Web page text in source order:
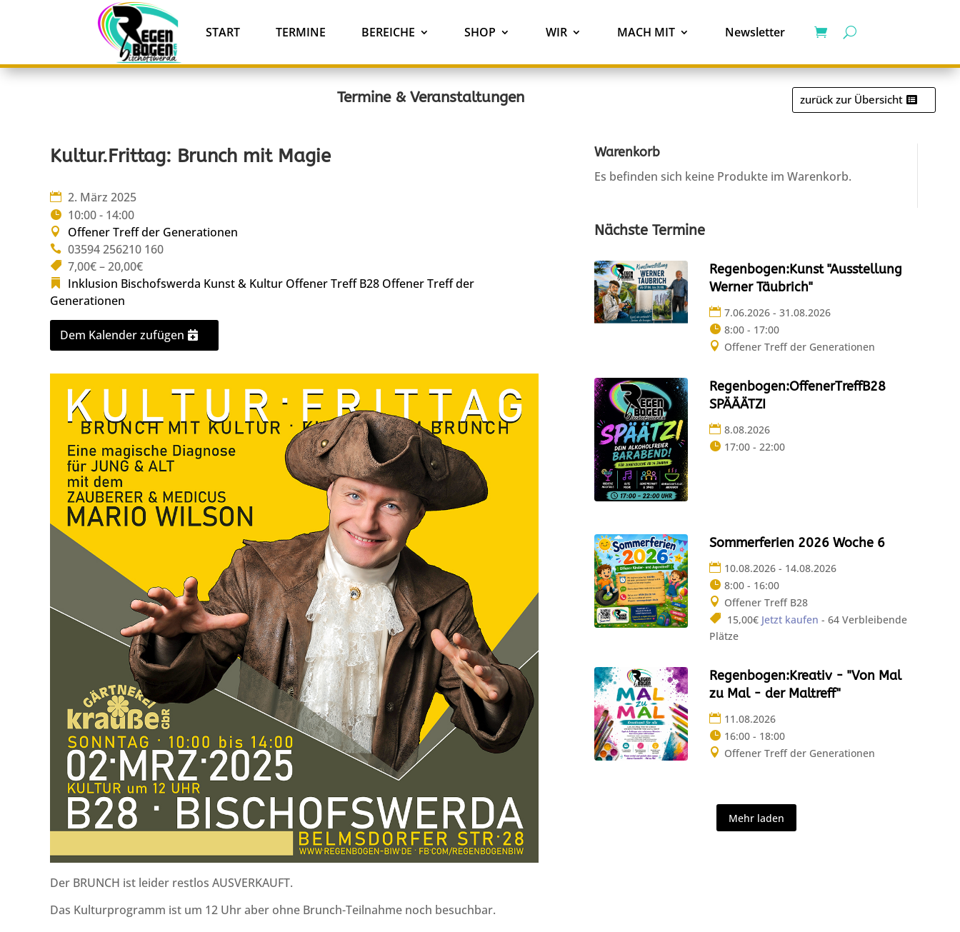
START TERMINE BEREICHE SHOP WIR MACH MIT Newsletter
Termine & Veranstaltungen zurück zur Übersicht
Kultur.Frittag: Brunch mit Magie
2. März 2025
10:00 - 14:00
Offener Treff der Generationen
03594 256210 160
7,00€ – 20,00€
Inklusion Bischofswerda Kunst & Kultur Offener Treff B28 Offener Treff der
Generationen
Dem Kalender zufügen
Der BRUNCH ist leider restlos AUSVERKAUFT.
Das Kulturprogramm ist um 12 Uhr aber ohne Brunch-Teilnahme noch besuchbar.
Warenkorb
Es befinden sich keine Produkte im Warenkorb.
Nächste Termine
Regenbogen:Kunst "Ausstellung
Werner Täubrich"
7.06.2026 - 31.08.2026
8:00 - 17:00
Offener Treff der Generationen
Regenbogen:OffenerTreffB28
SPÄÄÄTZI
8.08.2026
17:00 - 22:00
Sommerferien 2026 Woche 6
10.08.2026 - 14.08.2026
8:00 - 16:00
Offener Treff B28
15,00€ Jetzt kaufen - 64 Verbleibende
Plätze
Regenbogen:Kreativ - "Von Mal
zu Mal - der Maltreff"
11.08.2026
16:00 - 18:00
Offener Treff der Generationen
Mehr laden